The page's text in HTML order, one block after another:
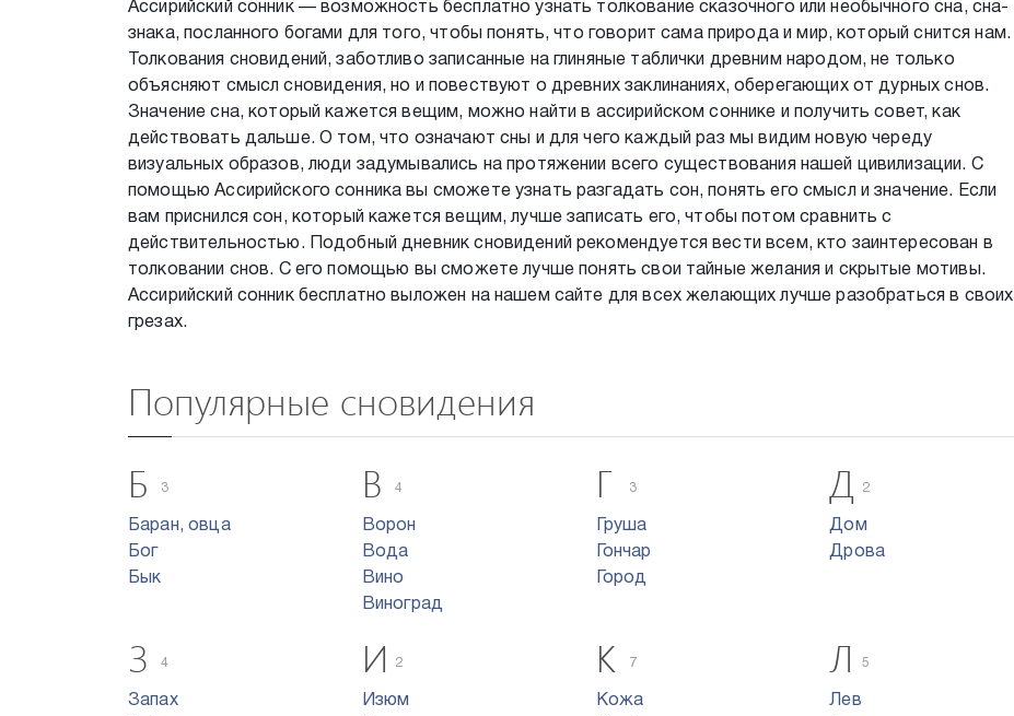
Ассирийский сонник — возможность бесплатно узнать толкование сказочного или необычного сна, сна-
знака, посланного богами для того, чтобы понять, что говорит сама природа и мир, который снится нам.
Толкования сновидений, заботливо записанные на глиняные таблички древним народом, не только
объясняют смысл сновидения, но и повествуют о древних заклинаниях, оберегающих от дурных снов.
Значение сна, который кажется вещим, можно найти в ассирийском соннике и получить совет, как
действовать дальше. О том, что означают сны и для чего каждый раз мы видим новую череду
визуальных образов, люди задумывались на протяжении всего существования нашей цивилизации. С
помощью Ассирийского сонника вы сможете узнать разгадать сон, понять его смысл и значение. Если
вам приснился сон, который кажется вещим, лучше записать его, чтобы потом сравнить с
действительностью. Подобный дневник сновидений рекомендуется вести всем, кто заинтересован в
толковании снов. С его помощью вы сможете лучше понять свои тайные желания и скрытые мотивы.
Ассирийский сонник бесплатно выложен на нашем сайте для всех желающих лучше разобраться в своих
грезах.
Популярные сновидения
Б
3
Баран, овца
Бог
Бык
В 4
Ворон
Вода
Вино
Виноград
Г 3
Груша
Гончар
Город
Д 2
Дом
Дрова
З 4
Запах
И 2
Изюм
К 7
Кожа
Л 5
Лев